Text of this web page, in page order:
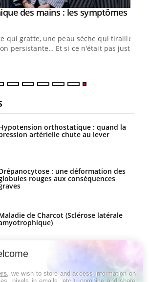
des mains : les symptômes
qui gratte, une peau sèche qui tiraille,
persistante… Et si ce n'était pas juste
orthostatique : quand la
artérielle chute au lever
: une déformation des
rouges aux conséquences
de Charcot (Sclérose latérale
, we wish to store and access information on
pixels in emails, etc.), combine and share